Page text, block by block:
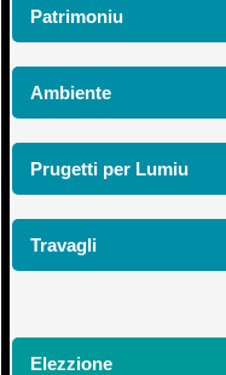
Patrimoniu
Ambiente
Prugetti per Lumiu
Travagli
Elezzione